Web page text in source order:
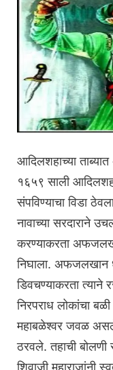
आदिलशहाच्या
१६५९ साली
संपविण्याचा विडा
नावाच्या सरदाराने
करण्याकरता
निघाला. अफजलखान
डिवचण्याकरता
निरपराध लोकांचा
महाबळेश्वर जवळ
ठरवले. तहाची
शिवाजी महाराजांनी